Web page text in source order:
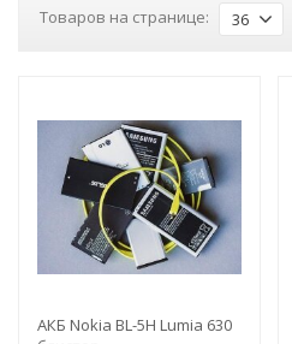
Товаров на странице: 36
АКБ Nokia BL-5H Lumia 630